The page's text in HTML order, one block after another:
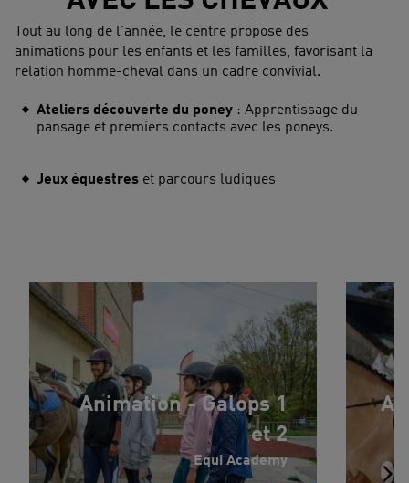
Tout au long de l'année, le centre propose des
animations pour les enfants et les familles, favorisant la
relation homme-cheval dans un cadre convivial.
Ateliers découverte du poney : Apprentissage du
pansage et premiers contacts avec les poneys.
Jeux équestres et parcours ludiques
Animation - Galops 1
et 2
Equi Academy